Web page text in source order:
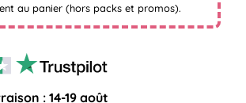
au panier (hors packs et promos).
: 14-19 août